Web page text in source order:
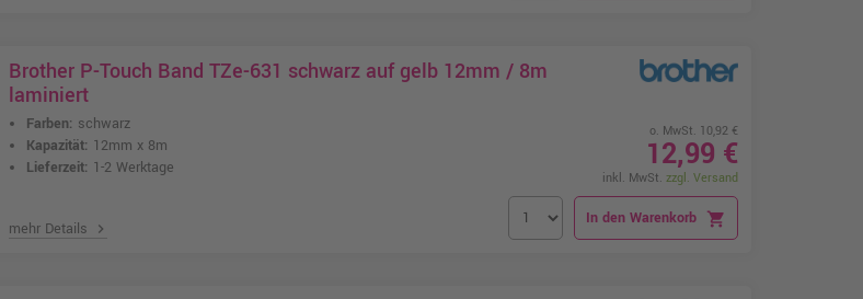
Brother P-Touch Band TZe-631 schwarz auf gelb 12mm / 8m
laminiert
Farben: schwarz
Kapazität: 12mm x 8m
Lieferzeit: 1-2 Werktage
mehr Details chevron_right
o. MwSt. 10,92 €
12,99 €
inkl. MwSt. zzgl. Versand
In den Warenkorb shopping_cart